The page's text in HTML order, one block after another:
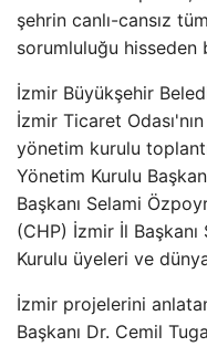
şehrin canlı-cansız
sorumluluğu hisseden
İzmir Büyükşehir
İzmir Ticaret
yönetim kurulu
Yönetim Kurulu
Başkanı Selami
(CHP) İzmir İl
Kurulu üyeleri ve
İzmir projelerini
Başkanı Dr. Cemil